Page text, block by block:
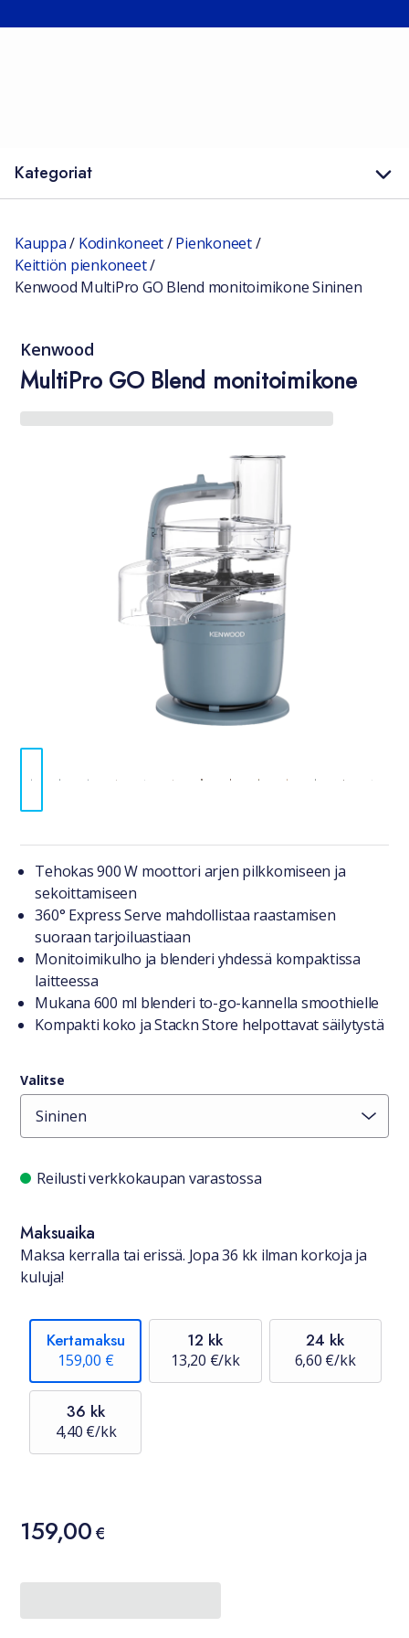
Kategoriat
Kauppa/ Kodinkoneet/Pienkoneet/
Keittiön pienkoneet/
Kenwood MultiPro GO Blend monitoimikone Sininen
Kenwood
MultiPro GO Blend monitoimikone
Tuotteesta lyhyesti
Tehokas 900 W moottori arjen pilkkomiseen ja
sekoittamiseen
360° Express Serve mahdollistaa raastamisen
suoraan tarjoiluastiaan
Monitoimikulho ja blenderi yhdessä kompaktissa
laitteessa
Mukana 600 ml blenderi to-go-kannella smoothielle
Kompakti koko ja Stackn Store helpottavat säilytystä
Valitse
Saatavuustiedot
Reilusti verkkokaupan varastossa
Maksuaika
Maksa kerralla tai erissä. Jopa 36 kk ilman korkoja ja
kuluja!
Kertamaksu
159,00 €
12 kk
13,20 €/kk
24 kk
6,60 €/kk
36 kk
4,40 €/kk
Hinta
159,00 €
159,00€